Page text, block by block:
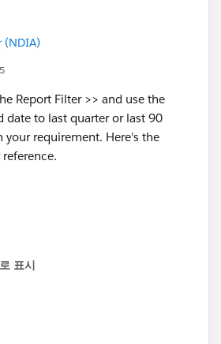
(NDIA)
Report Filter >> and use the
date to last quarter or last 90
your requirement. Here's the
표시